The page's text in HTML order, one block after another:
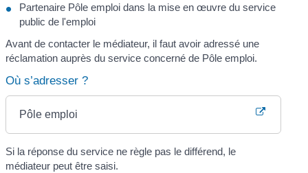
Partenaire Pôle emploi dans la mise en œuvre du service
public de l'emploi
Avant de contacter le médiateur, il faut avoir adressé une
réclamation auprès du service concerné de Pôle emploi.
Où s’adresser ?
Pôle emploi
Si la réponse du service ne règle pas le différend, le
médiateur peut être saisi.